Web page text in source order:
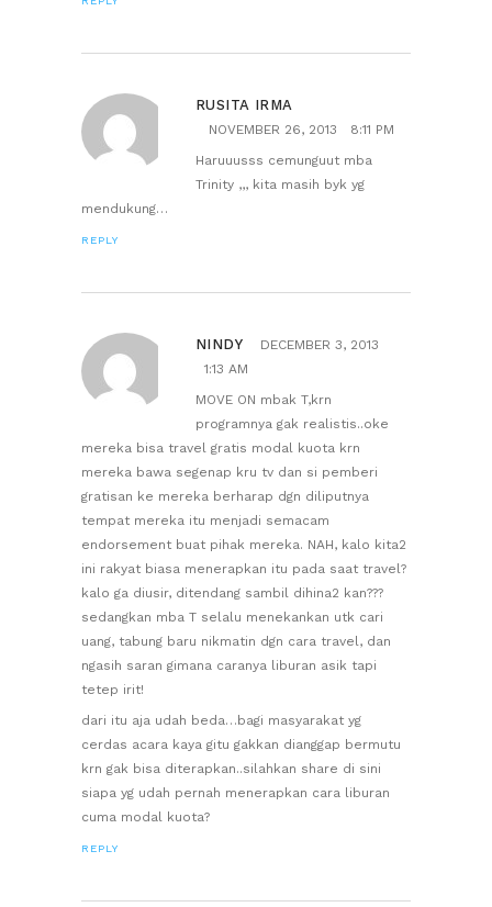
RUSITA IRMA
NOVEMBER 26, 2013
8:11 PM
Haruuusss cemunguut mba
Trinity ,,, kita masih byk yg
mendukung…
REPLY
NINDY
DECEMBER 3, 2013
1:13 AM
MOVE ON mbak T,krn
programnya gak realistis..oke
mereka bisa travel gratis modal kuota krn
mereka bawa segenap kru tv dan si pemberi
gratisan ke mereka berharap dgn diliputnya
tempat mereka itu menjadi semacam
endorsement buat pihak mereka. NAH, kalo kita2
ini rakyat biasa menerapkan itu pada saat travel?
kalo ga diusir, ditendang sambil dihina2 kan???
sedangkan mba T selalu menekankan utk cari
uang, tabung baru nikmatin dgn cara travel, dan
ngasih saran gimana caranya liburan asik tapi
tetep irit!
dari itu aja udah beda…bagi masyarakat yg
cerdas acara kaya gitu gakkan dianggap bermutu
krn gak bisa diterapkan..silahkan share di sini
siapa yg udah pernah menerapkan cara liburan
cuma modal kuota?
REPLY